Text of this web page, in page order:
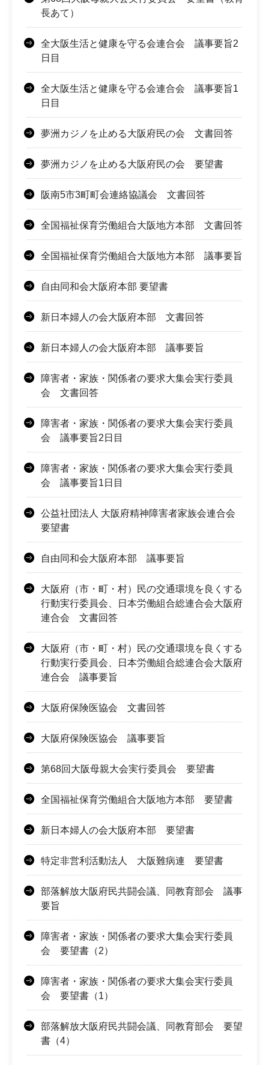
長あて）
全大阪生活と健康を守る会連合会 議事要旨2
日目
全大阪生活と健康を守る会連合会 議事要旨1
日目
夢洲カジノを止める大阪府民の会 文書回答
夢洲カジノを止める大阪府民の会 要望書
阪南5市3町町会連絡協議会 文書回答
全国福祉保育労働組合大阪地方本部 文書回答
全国福祉保育労働組合大阪地方本部 議事要旨
自由同和会大阪府本部 要望書
新日本婦人の会大阪府本部 文書回答
新日本婦人の会大阪府本部 議事要旨
障害者・家族・関係者の要求大集会実行委員
会 文書回答
障害者・家族・関係者の要求大集会実行委員
会 議事要旨2日目
障害者・家族・関係者の要求大集会実行委員
会 議事要旨1日目
公益社団法人 大阪府精神障害者家族会連合会
要望書
自由同和会大阪府本部 議事要旨
大阪府（市・町・村）民の交通環境を良くする
行動実行委員会、日本労働組合総連合会大阪府
連合会 文書回答
大阪府（市・町・村）民の交通環境を良くする
行動実行委員会、日本労働組合総連合会大阪府
連合会 議事要旨
大阪府保険医協会 文書回答
大阪府保険医協会 議事要旨
第68回大阪母親大会実行委員会 要望書
全国福祉保育労働組合大阪地方本部 要望書
新日本婦人の会大阪府本部 要望書
特定非営利活動法人 大阪難病連 要望書
部落解放大阪府民共闘会議、同教育部会 議事
要旨
障害者・家族・関係者の要求大集会実行委員
会 要望書（2）
障害者・家族・関係者の要求大集会実行委員
会 要望書（1）
部落解放大阪府民共闘会議、同教育部会 要望
書（4）